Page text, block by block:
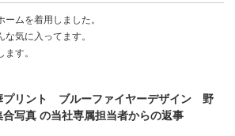
ムを着用しました。
気に入ってます。
す。
リント ブルーファイヤーデザイン 野
写真 の当社専属担当者からの返事